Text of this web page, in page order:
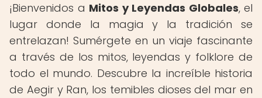
¡Bienvenidos a Mitos y Leyendas Globales, el
lugar donde la magia y la tradición se
entrelazan! Sumérgete en un viaje fascinante
a través de los mitos, leyendas y folklore de
todo el mundo. Descubre la increíble historia
de Aegir y Ran, los temibles dioses del mar en